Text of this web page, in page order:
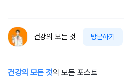
건강의 모든 것 방문하기
건강의 모든 것의 모든 포스트